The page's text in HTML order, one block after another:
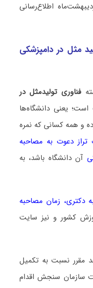
اطلاع‌رسانی
مثل در دامپزشکی
فناوری تولیدمثل در
یعنی دانشگاه‌ها
و همه کسانی که نمره
دعوت به مصاحبه
آن دانشگاه باشد، به
دکتری، زمان مصاحبه
کشور و نیز سایت
مقرر نسبت به تکمیل
سازمان سنجش اقدام